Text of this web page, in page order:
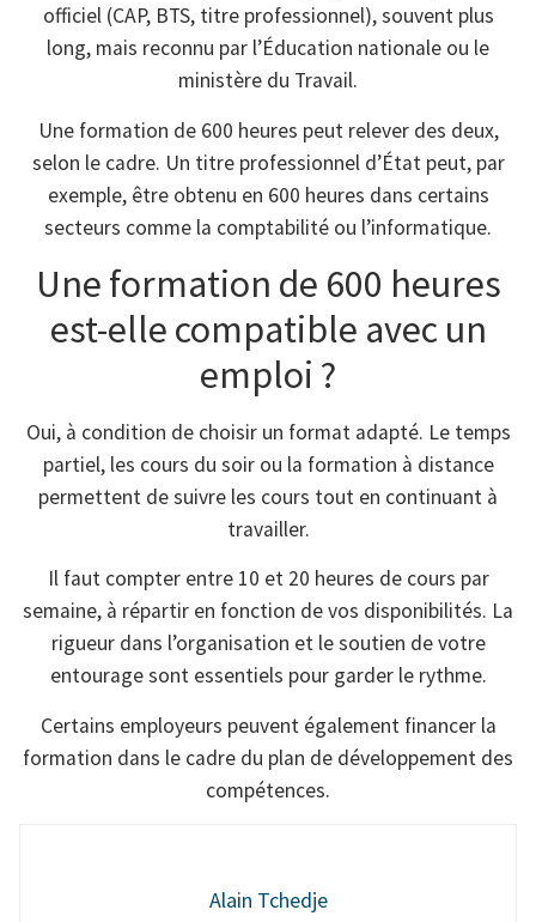
officiel (CAP, BTS, titre professionnel), souvent plus
long, mais reconnu par l’Éducation nationale ou le
ministère du Travail.
Une formation de 600 heures peut relever des deux,
selon le cadre. Un titre professionnel d’État peut, par
exemple, être obtenu en 600 heures dans certains
secteurs comme la comptabilité ou l’informatique.
Une formation de 600 heures
est-elle compatible avec un
emploi ?
Oui, à condition de choisir un format adapté. Le temps
partiel, les cours du soir ou la formation à distance
permettent de suivre les cours tout en continuant à
travailler.
Il faut compter entre 10 et 20 heures de cours par
semaine, à répartir en fonction de vos disponibilités. La
rigueur dans l’organisation et le soutien de votre
entourage sont essentiels pour garder le rythme.
Certains employeurs peuvent également financer la
formation dans le cadre du plan de développement des
compétences.
Alain Tchedje